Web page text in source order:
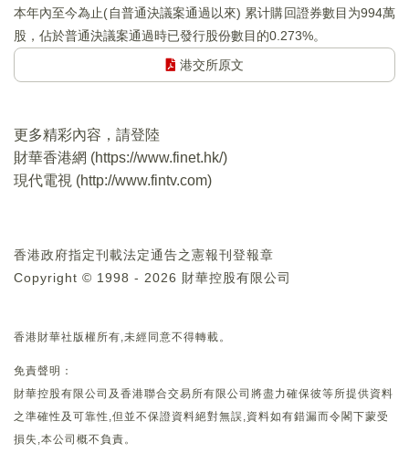
本年內至今為止(自普通決議案通過以來) 累计購回證券數目为994萬
股，佔於普通決議案通過時已發行股份數目的0.273%。
港交所原文
更多精彩內容，請登陸
財華香港網 (https://www.finet.hk/)
現代電視 (http://www.fintv.com)
香港政府指定刊載法定通告之憲報刊登報章
Copyright © 1998 - 2026 財華控股有限公司
香港財華社版權所有,未經同意不得轉載。
免責聲明：
財華控股有限公司及香港聯合交易所有限公司將盡力確保彼等所提供資料
之準確性及可靠性,但並不保證資料絕對無誤,資料如有錯漏而令閣下蒙受
損失,本公司概不負責。